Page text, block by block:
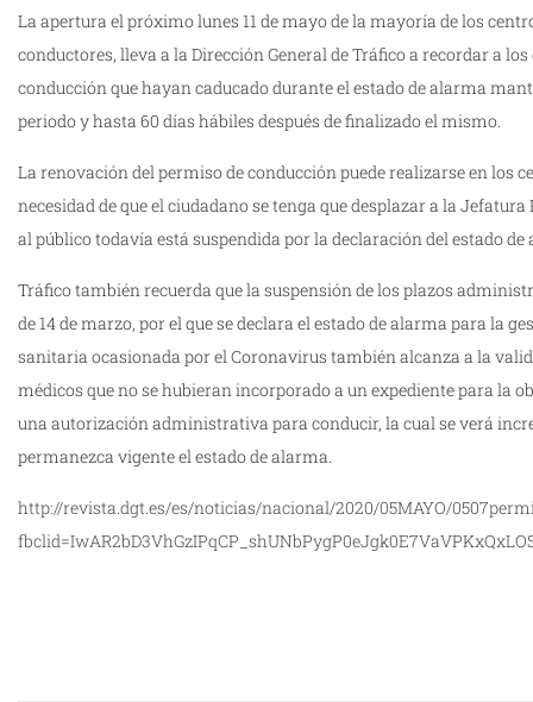
La apertura el próximo lunes 11 de mayo de la mayoría de los
conductores, lleva a la Dirección General de Tráfico a recordar a
conducción que hayan caducado durante el estado de alarma
periodo y hasta 60 días hábiles después de finalizado el mismo.
La renovación del permiso de conducción puede realizarse en los
necesidad de que el ciudadano se tenga que desplazar a la
al público todavía está suspendida por la declaración del estado de
Tráfico también recuerda que la suspensión de los plazos
de 14 de marzo, por el que se declara el estado de alarma para la
sanitaria ocasionada por el Coronavirus también alcanza a la
médicos que no se hubieran incorporado a un expediente para la
una autorización administrativa para conducir, la cual se verá
permanezca vigente el estado de alarma.
http://revista.dgt.es/es/noticias/nacional/2020/05MAYO/